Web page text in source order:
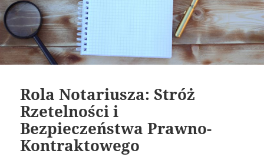
Rola Notariusza: Stróż
Rzetelności i
Bezpieczeństwa Prawno-
Kontraktowego